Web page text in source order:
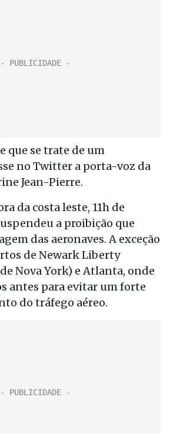
que se trate de um
no Twitter a porta-voz da
Jean-Pierre.
da costa leste, 11h de
a proibição que
das aeronaves. A exceção
de Newark Liberty
Nova York) e Atlanta, onde
antes para evitar um forte
do tráfego aéreo.